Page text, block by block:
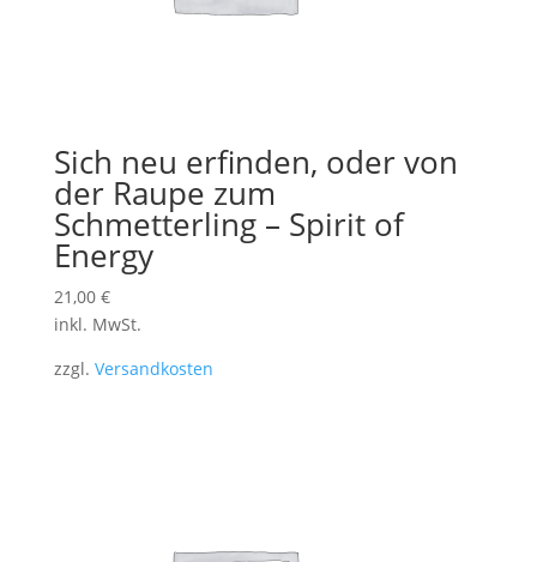
Sich neu erfinden, oder von
der Raupe zum
Schmetterling – Spirit of
Energy
21,00 €
inkl. MwSt.
zzgl. Versandkosten